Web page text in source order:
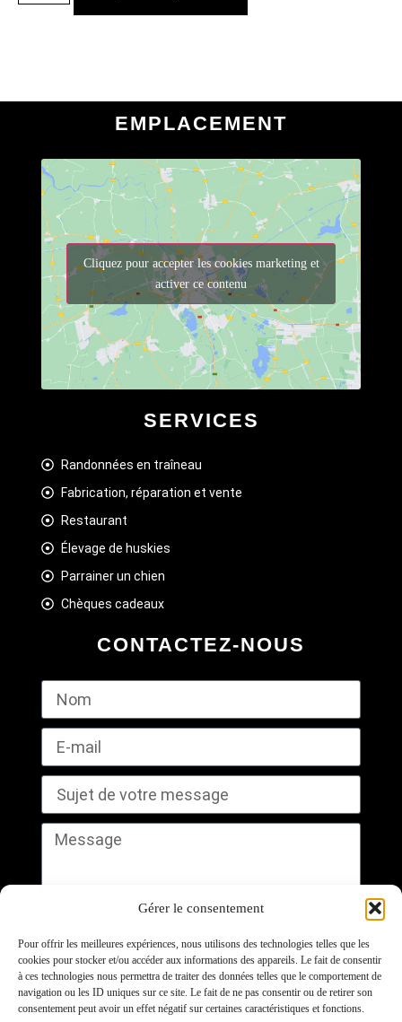
Gérer le consentement
Pour offrir les meilleures expériences, nous utilisons des technologies telles que les
cookies pour stocker et/ou accéder aux informations des appareils. Le fait de consentir
à ces technologies nous permettra de traiter des données telles que le comportement de
navigation ou les ID uniques sur ce site. Le fait de ne pas consentir ou de retirer son
consentement peut avoir un effet négatif sur certaines caractéristiques et fonctions.
EMPLACEMENT
Cliquez pour accepter les cookies marketing et
activer ce contenu
SERVICES
Randonnées en traîneau
Fabrication, réparation et vente
Restaurant
Élevage de huskies
Parrainer un chien
Chèques cadeaux
CONTACTEZ-NOUS
Envoyer